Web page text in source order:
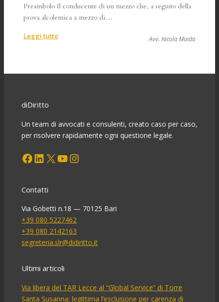
locazione
di
di
Preambolo Il conducente di un mezzo che, a seguito della
prova alcolemica a mezzo di…
Leggi tutto:
amministrativa
della
Avv. Nicola Maida
diDiritto
Un team di avvocati e consulenti, creato caso per caso,
per risolvere rapidamente ogni questione legale.
Facebook LinkedIn X YouTube Instagram
Contatti
Via Gobetti n.18 — 70125 Bari
+39 080 5227462
+39 080 2142163
segreteria.slr@didiritto.it
Ultimi articoli
Via libera del TAR Lecce al “Global Service” di Torre
Santa Susanna: legittima l’esclusione per carenza di